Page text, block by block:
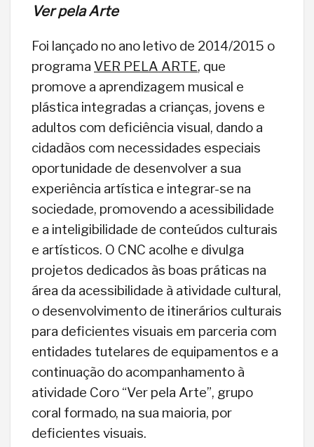
Ver pela Arte
Foi lançado no ano letivo de 2014/2015 o
programa VER PELA ARTE, que
promove a aprendizagem musical e
plástica integradas a crianças, jovens e
adultos com deficiência visual, dando a
cidadãos com necessidades especiais
oportunidade de desenvolver a sua
experiência artística e integrar-se na
sociedade, promovendo a acessibilidade
e a inteligibilidade de conteúdos culturais
e artísticos. O CNC acolhe e divulga
projetos dedicados às boas práticas na
área da acessibilidade à atividade cultural,
o desenvolvimento de itinerários culturais
para deficientes visuais em parceria com
entidades tutelares de equipamentos e a
continuação do acompanhamento à
atividade Coro “Ver pela Arte”, grupo
coral formado, na sua maioria, por
deficientes visuais.